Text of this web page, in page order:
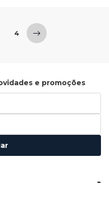
4
e promoções